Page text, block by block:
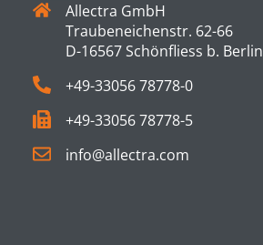
Allectra GmbH
Traubeneichenstr. 62-66
D-16567 Schönfliess b. Berlin
+49-33056 78778-0
+49-33056 78778-5
info@allectra.com